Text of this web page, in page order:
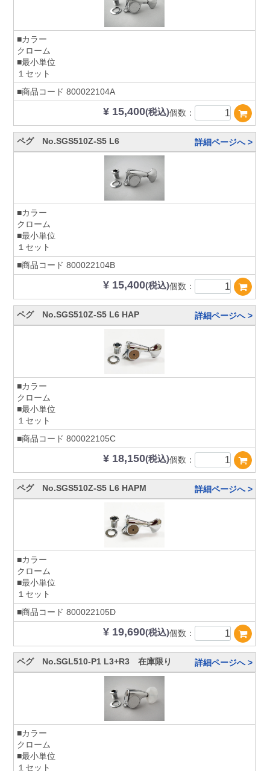
■カラー
クローム
■最小単位
１セット
■商品コード 800022104A
¥ 15,400(税込)個数：
ペグ No.SGS510Z-S5 L6 詳細ページへ >
■カラー
クローム
■最小単位
１セット
■商品コード 800022104B
¥ 15,400(税込)個数：
ペグ No.SGS510Z-S5 L6 HAP 詳細ページへ >
■カラー
クローム
■最小単位
１セット
■商品コード 800022105C
¥ 18,150(税込)個数：
ペグ No.SGS510Z-S5 L6 HAPM 詳細ページへ >
■カラー
クローム
■最小単位
１セット
■商品コード 800022105D
¥ 19,690(税込)個数：
ペグ No.SGL510-P1 L3+R3 在庫限り 詳細ページへ >
■カラー
クローム
■最小単位
１セット